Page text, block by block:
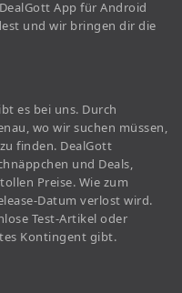
App für Android
und wir bringen dir die
es bei uns. Durch
wo wir suchen müssen,
finden. DealGott
und Deals,
Preise. Wie zum
Datum verlost wird.
Test-Artikel oder
Kontingent gibt.